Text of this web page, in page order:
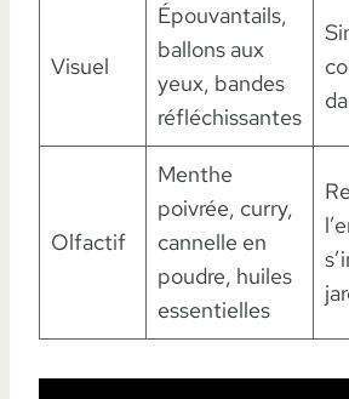
Visuel
Épouvantails,
ballons aux
yeux, bandes
réfléchissantes
Olfactif
Menthe
poivrée, curry,
cannelle en
poudre, huiles
essentielles